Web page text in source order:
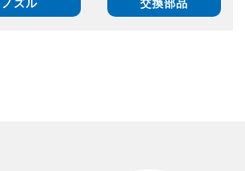
ズル 交換部品